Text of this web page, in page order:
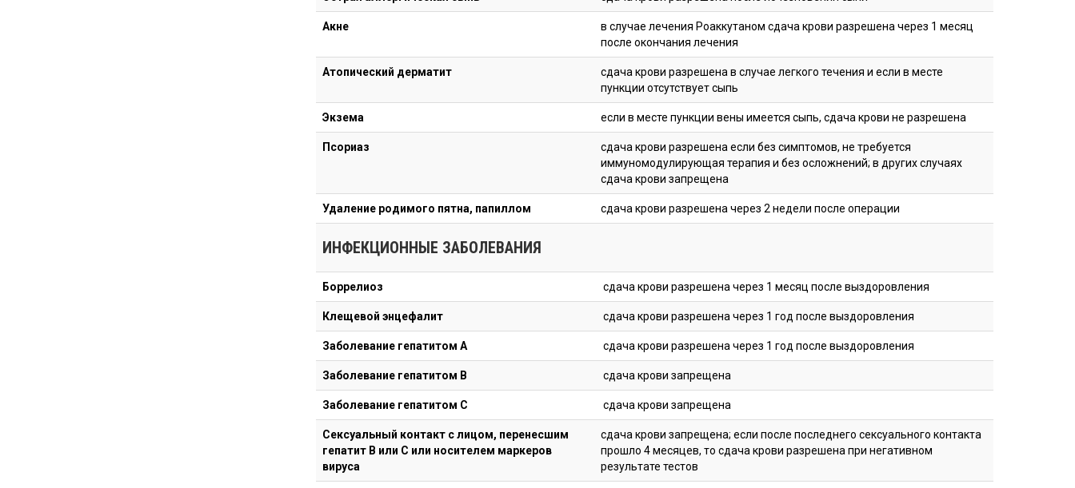
Акне
в случае лечения Роаккутаном сдача крови разрешена через 1 месяц
после окончания лечения
Атопический дерматит
сдача крови разрешена в случае легкого течения и если в месте
пункции отсутствует сыпь
Экзема если в месте пункции вены имеется сыпь, сдача крови не разрешена
Псориаз
сдача крови разрешена если без симптомов, не требуется
иммуномодулирующая терапия и без осложнений; в других случаях
сдача крови запрещена
Удаление родимого пятна, папиллом сдача крови разрешена через 2 недели после операции
ИНФЕКЦИОННЫЕ ЗАБОЛЕВАНИЯ
Боррелиоз сдача крови разрешена через 1 месяц после выздоровления
Клещевой энцефалит сдача крови разрешена через 1 год после выздоровления
Заболевание гепатитом А сдача крови разрешена через 1 год после выздоровления
Заболевание гепатитом B сдача крови запрещена
Заболевание гепатитом C сдача крови запрещена
Сексуальный контакт с лицом, перенесшим
гепатит В или С или носителем маркеров
вируса
сдача крови запрещена; если после последнего сексуального контакта
прошло 4 месяцев, то сдача крови разрешена при негативном
результате тестов